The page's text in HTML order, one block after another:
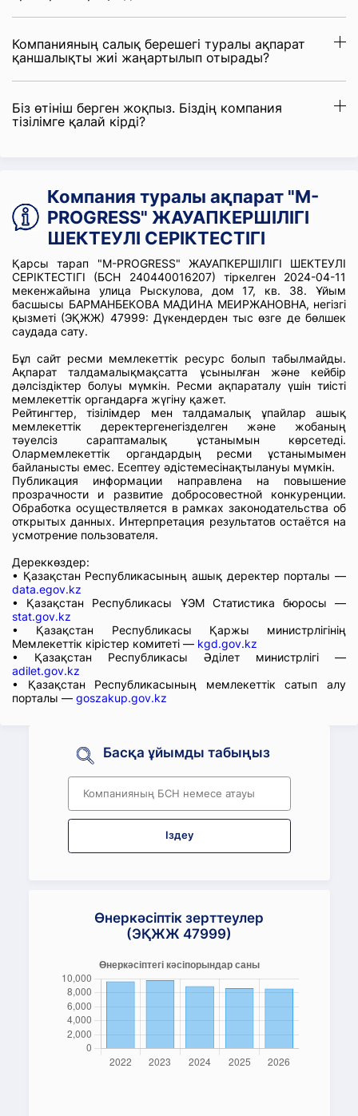
Компанияның салық берешегі туралы ақпарат
қаншалықты жиі жаңартылып отырады?
Біз өтініш берген жоқпыз. Біздің компания
тізілімге қалай кірді?
Компания туралы ақпарат "M-
PROGRESS" ЖАУАПКЕРШІЛІГІ
ШЕКТЕУЛІ СЕРІКТЕСТІГІ
Қарсы тарап "M-PROGRESS" ЖАУАПКЕРШІЛІГІ ШЕКТЕУЛІ
СЕРІКТЕСТІГІ (БСН 240440016207) тіркелген 2024-04-11
мекенжайына улица Рыскулова, дом 17, кв. 38. Ұйым
басшысы БАРМАНБЕКОВА МАДИНА МЕИРЖАНОВНА, негізгі
қызметі (ЭҚЖЖ) 47999: Дүкендерден тыс өзге де бөлшек
саудада сату.
Бұл сайт ресми мемлекеттік ресурс болып табылмайды.
Ақпарат талдамалықмақсатта ұсынылған және кейбір
дәлсіздіктер болуы мүмкін. Ресми ақпараталу үшін тиісті
мемлекеттік органдарға жүгіну қажет.
Рейтингтер, тізілімдер мен талдамалық ұпайлар ашық
мемлекеттік деректергенегізделген және жобаның
тәуелсіз сараптамалық ұстанымын көрсетеді.
Олармемлекеттік органдардың ресми ұстанымымен
байланысты емес. Есептеу әдістемесінақтылануы мүмкін.
Публикация информации направлена на повышение
прозрачности и развитие добросовестной конкуренции.
Обработка осуществляется в рамках законодательства об
открытых данных. Интерпретация результатов остаётся на
усмотрение пользователя.
Дереккөздер:
• Қазақстан Республикасының ашық деректер порталы —
data.egov.kz
• Қазақстан Республикасы ҰЭМ Статистика бюросы —
stat.gov.kz
• Қазақстан Республикасы Қаржы министрлігінің
Мемлекеттік кірістер комитеті — kgd.gov.kz
• Қазақстан Республикасы Әділет министрлігі —
adilet.gov.kz
• Қазақстан Республикасының мемлекеттік сатып алу
порталы — goszakup.gov.kz
Басқа ұйымды табыңыз
Іздеу
Өнеркәсіптік зерттеулер
(ЭҚЖЖ 47999)